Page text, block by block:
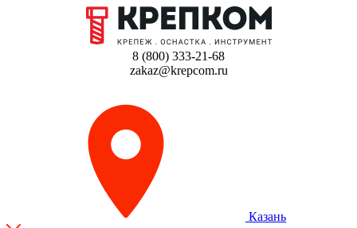
8 (800) 333-21-68
zakaz@krepcom.ru
Казань